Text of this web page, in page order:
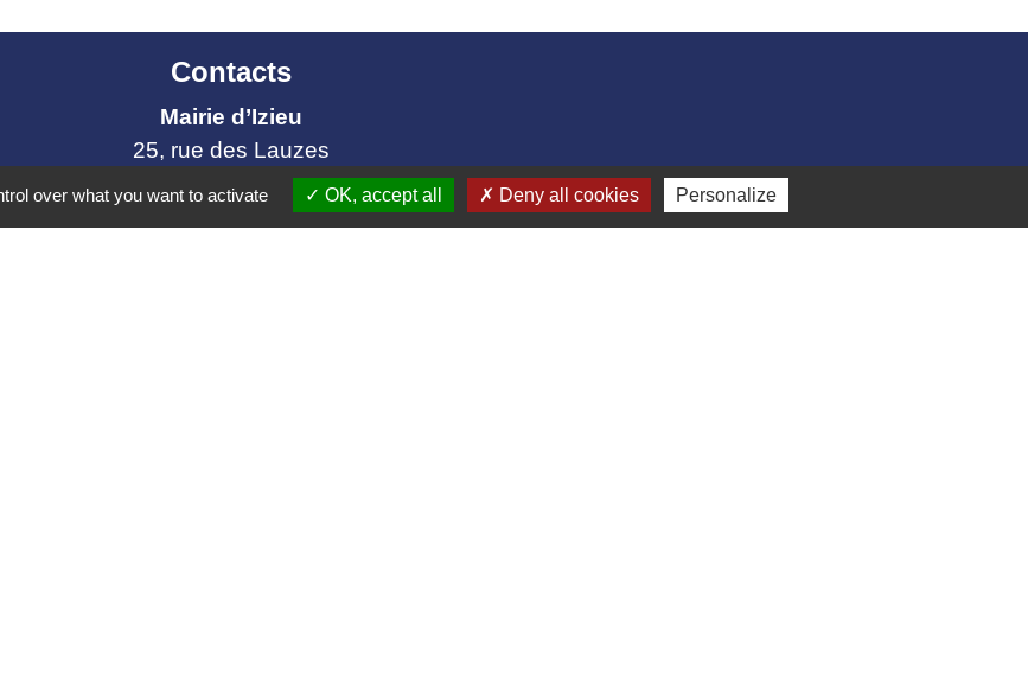
Contacts
Mairie d’Izieu
25, rue des Lauzes
01300 Izieu - FRANCE
+33 4 79 87 23 00
over what you want to activate OK, accept all Deny all cookies Personalize